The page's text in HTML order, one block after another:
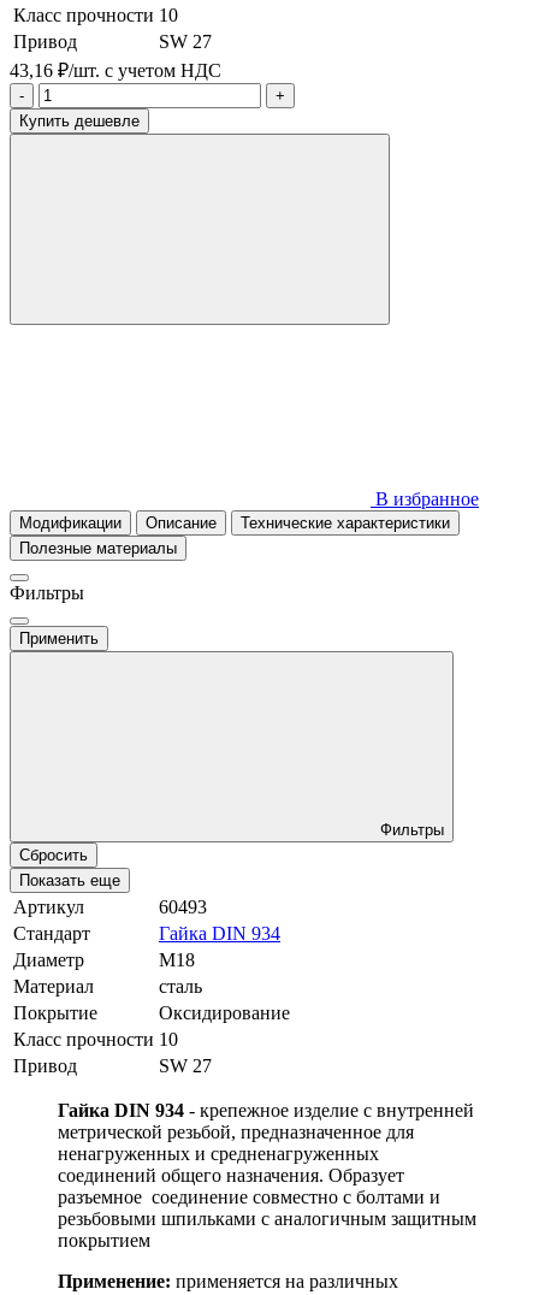
Класс прочности 10
Привод
SW 27
43,16 ₽/шт. с учетом НДС
-
+
Купить дешевле
В избранное
Модификации Описание
Технические характеристики
Полезные материалы
Фильтры
Применить
Фильтры
Сбросить
Показать еще
Артикул
60493
Стандарт
Гайка DIN 934
Диаметр
М18
Материал
сталь
Покрытие
Оксидирование
Класс прочности 10
Привод
SW 27
Гайка DIN 934 - крепежное изделие с внутренней
метрической резьбой, предназначенное для
ненагруженных и средненагруженных
соединений общего назначения. Образует
разъемное соединение совместно с болтами и
резьбовыми шпильками с аналогичным защитным
покрытием
Применение: применяется на различных